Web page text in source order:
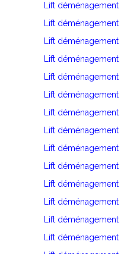
Lift
Lift déménagement
Lift déménagement
Lift déménagement
Lift
Lift
Lift
Lift
Lift déménagement
Lift
Lift
Lift
Lift
Lift